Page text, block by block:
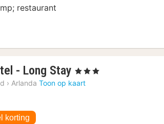
restaurant
- Long Stay 1
nacht
, 3 Sterren
› Arlanda Toon op kaart
korting